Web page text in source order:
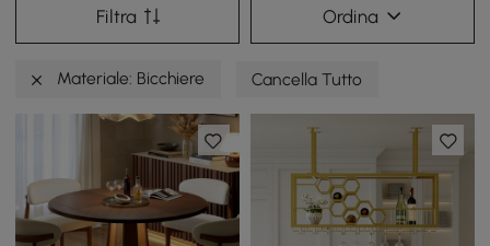
Filtra Ordina
Materiale: Bicchiere Cancella Tutto